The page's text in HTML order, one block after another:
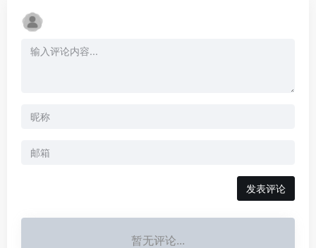
发表评论
暂无评论...